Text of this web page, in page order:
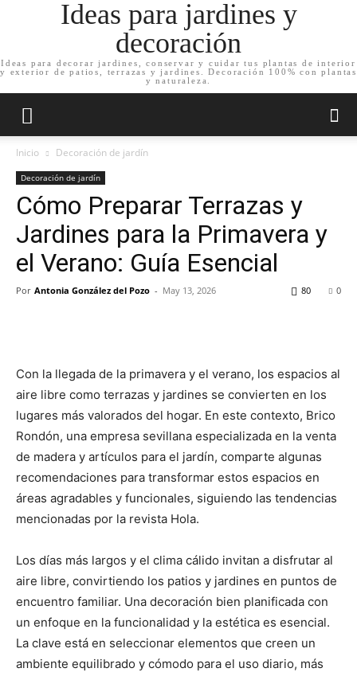
Ideas para jardines y
decoración
Ideas para decorar jardines, conservar y cuidar tus plantas de interior
y exterior de patios, terrazas y jardines. Decoración 100% con plantas
y naturaleza.
Inicio Decoración de jardín
Decoración de jardín
Cómo Preparar Terrazas y
Jardines para la Primavera y
el Verano: Guía Esencial
Por Antonia González del Pozo - May 13, 2026 0
80
Con la llegada de la primavera y el verano, los espacios al
aire libre como terrazas y jardines se convierten en los
lugares más valorados del hogar. En este contexto, Brico
Rondón, una empresa sevillana especializada en la venta
de madera y artículos para el jardín, comparte algunas
recomendaciones para transformar estos espacios en
áreas agradables y funcionales, siguiendo las tendencias
mencionadas por la revista Hola.
Los días más largos y el clima cálido invitan a disfrutar al
aire libre, convirtiendo los patios y jardines en puntos de
encuentro familiar. Una decoración bien planificada con
un enfoque en la funcionalidad y la estética es esencial.
La clave está en seleccionar elementos que creen un
ambiente equilibrado y cómodo para el uso diario, más